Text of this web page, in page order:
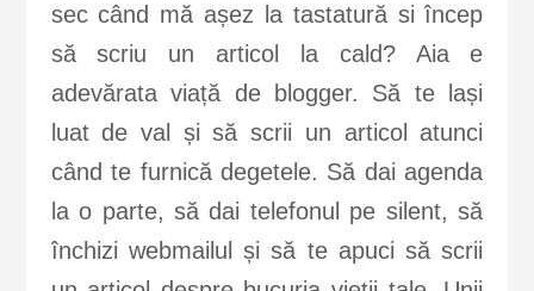
sec când mă așez la tastatură si încep
să scriu un articol la cald? Aia e
adevărata viață de blogger. Să te lași
luat de val și să scrii un articol atunci
când te furnică degetele. Să dai agenda
la o parte, să dai telefonul pe silent, să
închizi webmailul și să te apuci să scrii